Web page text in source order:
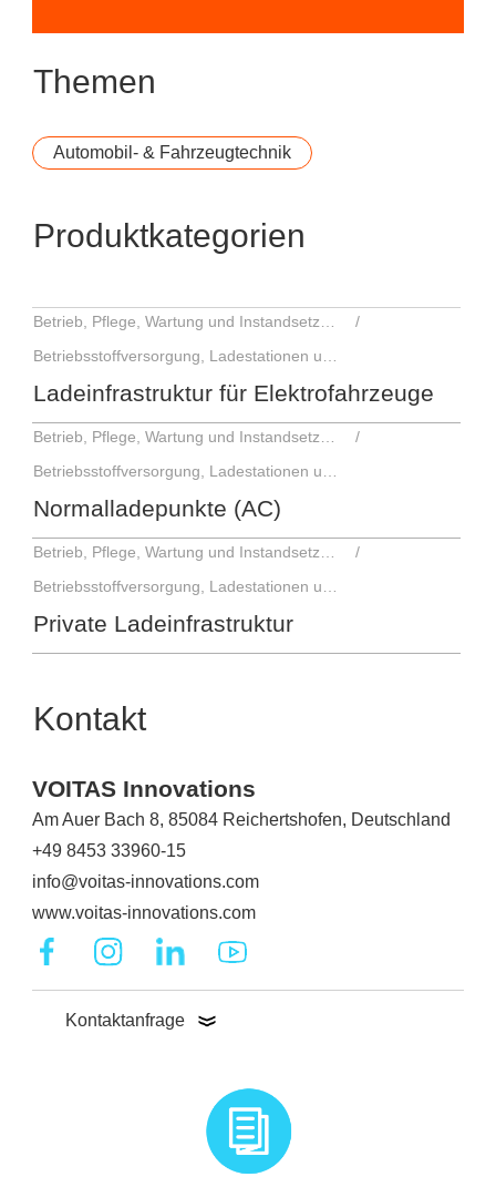
Themen
Automobil- & Fahrzeugtechnik
Produktkategorien
Ladeinfrastruktur für Elektrofahrzeuge
Normalladepunkte (AC)
Private Ladeinfrastruktur
Kontakt
VOITAS Innovations
Am Auer Bach 8, 85084 Reichertshofen, Deutschland
+49 8453 33960-15
info@voitas-innovations.com
www.voitas-innovations.com
Kontaktanfrage